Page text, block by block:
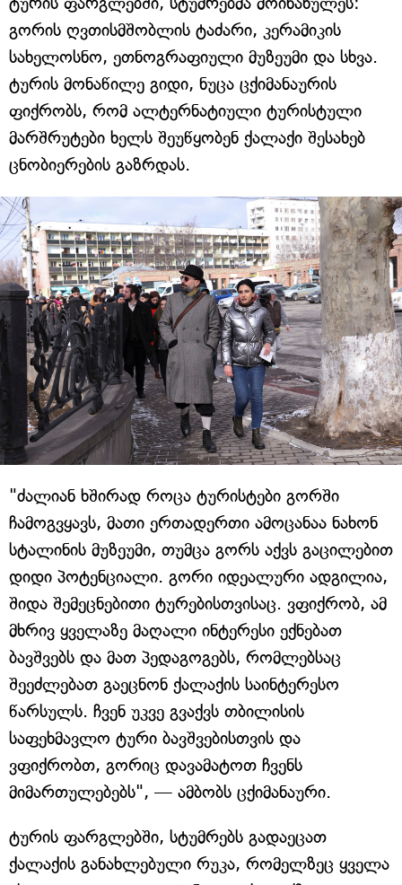
გორის ღვთისმშობლის ტაძარი, კერამიკის
სახელოსნო, ეთნოგრაფიული მუზეუმი და სხვა.
ტურის მონაწილე გიდი, ნუცა ცქიმანაურის
ფიქრობს, რომ ალტერნატიული ტურისტული
მარშრუტები ხელს შეუწყობენ ქალაქი შესახებ
ცნობიერების გაზრდას.
"ძალიან ხშირად როცა ტურისტები გორში
ჩამოგვყავს, მათი ერთადერთი ამოცანაა ნახონ
სტალინის მუზეუმი, თუმცა გორს აქვს გაცილებით
დიდი პოტენციალი. გორი იდეალური ადგილია,
შიდა შემეცნებითი ტურებისთვისაც. ვფიქრობ, ამ
მხრივ ყველაზე მაღალი ინტერესი ექნებათ
ბავშვებს და მათ პედაგოგებს, რომლებსაც
შეეძლებათ გაეცნონ ქალაქის საინტერესო
წარსულს. ჩვენ უკვე გვაქვს თბილისის
საფეხმავლო ტური ბავშვებისთვის და
ვფიქრობთ, გორიც დავამატოთ ჩვენს
მიმართულებებს", — ამბობს ცქიმანაური.
ტურის ფარგლებში, სტუმრებს გადაეცათ
ქალაქის განახლებული რუკა, რომელზეც ყველა